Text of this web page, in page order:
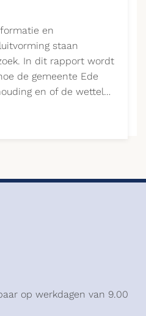
en
staan
In dit rapport wordt
de gemeente Ede
en of de wettel…
op werkdagen van 9.00